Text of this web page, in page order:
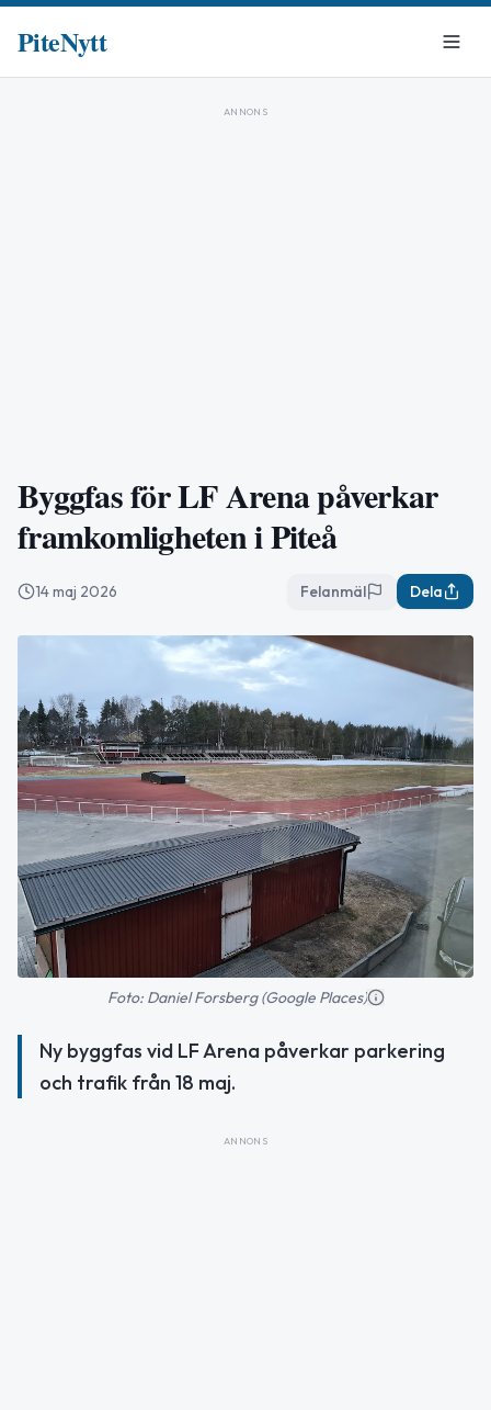
PiteNytt
ANNONS
Byggfas för LF Arena påverkar
framkomligheten i Piteå
14 maj 2026 Felanmäl Dela
Foto: Daniel Forsberg (Google Places)
Ny byggfas vid LF Arena påverkar parkering
och trafik från 18 maj.
ANNONS